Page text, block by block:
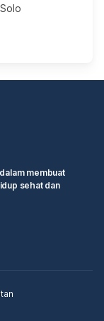
membuat
sehat dan